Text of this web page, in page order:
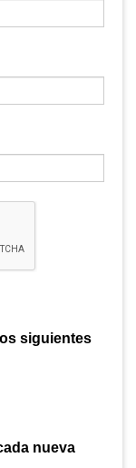
siguientes
nueva